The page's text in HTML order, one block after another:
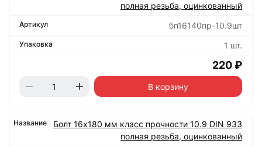
полная резьба, оцинкованный
бп16140пр-10.9шт
1 шт.
220 ₽
В корзину
Болт 16х180 мм класс прочности 10.9 DIN 933
полная резьба, оцинкованный